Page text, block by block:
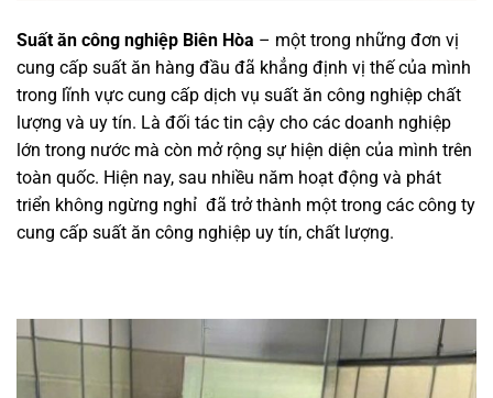
Suất ăn công nghiệp Biên Hòa – một trong những đơn vị
cung cấp suất ăn hàng đầu đã khẳng định vị thế của mình
trong lĩnh vực cung cấp dịch vụ suất ăn công nghiệp chất
lượng và uy tín. Là đối tác tin cậy cho các doanh nghiệp
lớn trong nước mà còn mở rộng sự hiện diện của mình trên
toàn quốc. Hiện nay, sau nhiều năm hoạt động và phát
triển không ngừng nghỉ đã trở thành một trong các công ty
cung cấp suất ăn công nghiệp uy tín, chất lượng.